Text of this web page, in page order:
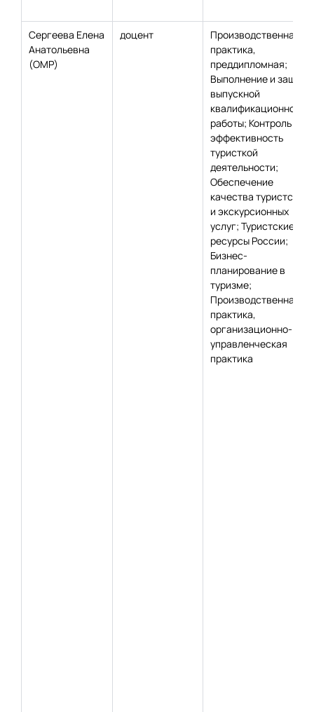
Сергеева Елена
Анатольевна
(ОМР)
доцент
Производственная
практика,
преддипломная;
Выполнение и защита
выпускной
квалификационной
работы; Контроль и
эффективность
туристкой
деятельности;
Обеспечение
качества туристских
и экскурсионных
услуг; Туристские
ресурсы России;
Бизнес-
планирование в
туризме;
Производственная
практика,
организационно-
управленческая
практика